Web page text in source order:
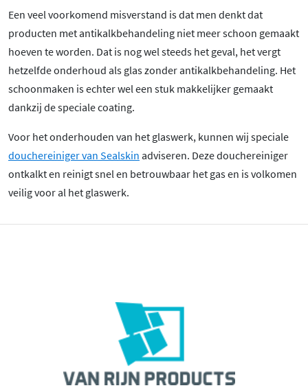
Een veel voorkomend misverstand is dat men denkt dat
producten met antikalkbehandeling niet meer schoon gemaakt
hoeven te worden. Dat is nog wel steeds het geval, het vergt
hetzelfde onderhoud als glas zonder antikalkbehandeling. Het
schoonmaken is echter wel een stuk makkelijker gemaakt
dankzij de speciale coating.
Voor het onderhouden van het glaswerk, kunnen wij speciale
douchereiniger van Sealskin adviseren. Deze douchereiniger
ontkalkt en reinigt snel en betrouwbaar het gas en is volkomen
veilig voor al het glaswerk.